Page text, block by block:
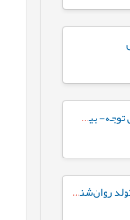
مقایسه پروفایل هوشی کودکان مبتلا به نارسایی توجه- بیش‌فعالی با کودکان عادی براساس شاخص‌های جانبی و مکمل آزمون WISC-V
نقش میانجی خودکارآمدی در رابطه‌ بین ترتیب تولد روان‌شناختی و جوخانواده با رفتارهای جامعه پسند در دانشجویان